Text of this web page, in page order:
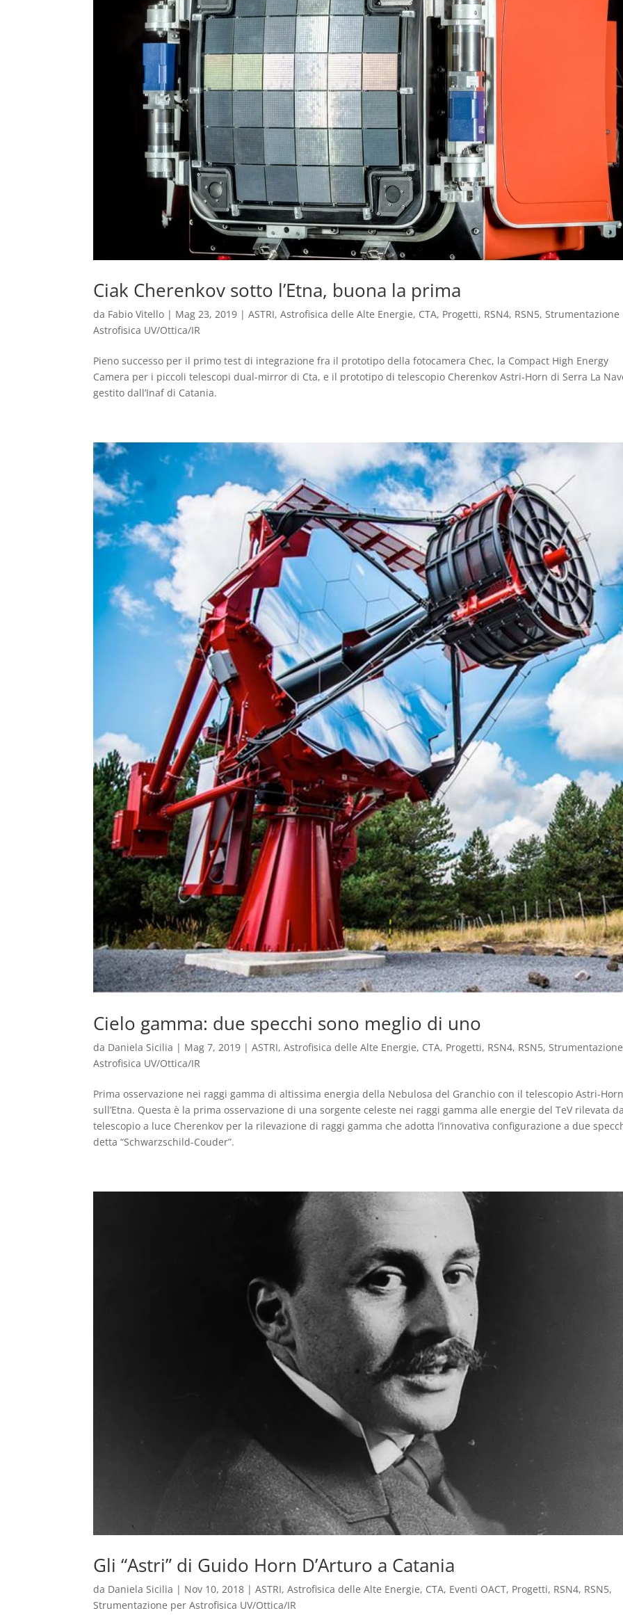
Ciak Cherenkov sotto l’Etna, buona la prima
da Fabio Vitello | Mag 23, 2019 |ASTRI,Astrofisica delle Alte Energie, CTA, Progetti, RSN4, RSN5,Strumentazione
Astrofisica UV/Ottica/IR
Pieno successo per il primo test di integrazione fra il prototipo della fotocamera Chec, la Compact High Energy
Camera per i piccoli telescopi dual-mirror di Cta, e il prototipo di telescopio Cherenkov Astri-Horn di Serra La
gestito dall’Inaf di Catania.
Cielo gamma: due specchi sono meglio di uno
da Daniela Sicilia | Mag 7, 2019 |ASTRI,Astrofisica delle Alte Energie, CTA, Progetti, RSN4, RSN5,
Astrofisica UV/Ottica/IR
Prima osservazione nei raggi gamma di altissima energia della Nebulosa del Granchio con il telescopio Astri-
sull’Etna. Questa è la prima osservazione di una sorgente celeste nei raggi gamma alle energie del TeV rilevata
telescopio a luce Cherenkov per la rilevazione di raggi gamma che adotta l’innovativa configurazione a due
detta “Schwarzschild-Couder”.
Gli “Astri” di Guido Horn D’Arturo a Catania
da Daniela Sicilia | Nov 10, 2018 |ASTRI,Astrofisica delle Alte Energie, CTA, Eventi OACT, Progetti, RSN4, RSN5,
Strumentazione per Astrofisica UV/Ottica/IR